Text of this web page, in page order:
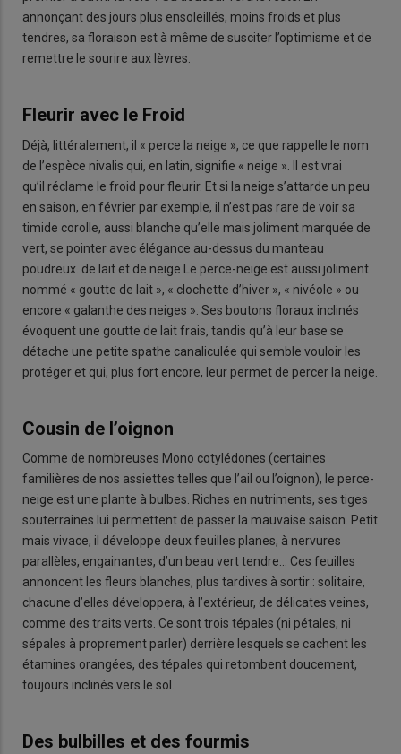
annonçant des jours plus ensoleillés, moins froids et plus
tendres, sa floraison est à même de susciter l’optimisme et de
remettre le sourire aux lèvres.
Fleurir avec le Froid
Déjà, littéralement, il « perce la neige », ce que rappelle le nom
de l’espèce nivalis qui, en latin, signifie « neige ». Il est vrai
qu’il réclame le froid pour fleurir. Et si la neige s’attarde un peu
en saison, en février par exemple, il n’est pas rare de voir sa
timide corolle, aussi blanche qu’elle mais joliment marquée de
vert, se pointer avec élégance au-dessus du manteau
poudreux. de lait et de neige Le perce-neige est aussi joliment
nommé « goutte de lait », « clochette d’hiver », « nivéole » ou
encore « galanthe des neiges ». Ses boutons floraux inclinés
évoquent une goutte de lait frais, tandis qu’à leur base se
détache une petite spathe canaliculée qui semble vouloir les
protéger et qui, plus fort encore, leur permet de percer la neige.
Cousin de l’oignon
Comme de nombreuses Mono cotylédones (certaines
familières de nos assiettes telles que l’ail ou l’oignon), le perce-
neige est une plante à bulbes. Riches en nutriments, ses tiges
souterraines lui permettent de passer la mauvaise saison. Petit
mais vivace, il développe deux feuilles planes, à nervures
parallèles, engainantes, d’un beau vert tendre… Ces feuilles
annoncent les fleurs blanches, plus tardives à sortir : solitaire,
chacune d’elles développera, à l’extérieur, de délicates veines,
comme des traits verts. Ce sont trois tépales (ni pétales, ni
sépales à proprement parler) derrière lesquels se cachent les
étamines orangées, des tépales qui retombent doucement,
toujours inclinés vers le sol.
Des bulbilles et des fourmis